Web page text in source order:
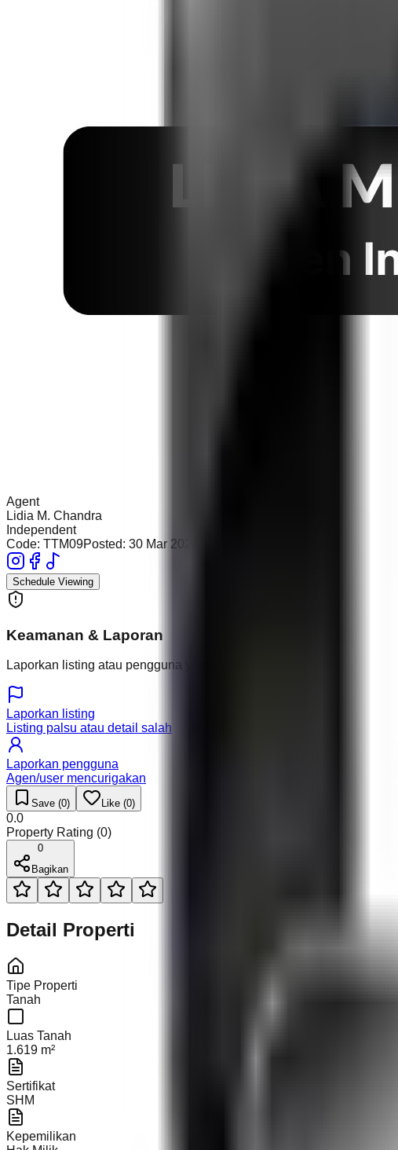
Agent
Lidia M. Chandra
Independent
Code: TTM09Posted: 30 Mar 2026
Schedule Viewing
Keamanan & Laporan
Laporkan listing atau pengguna yang mencurigakan.
Laporkan listing
Listing palsu atau detail salah
Laporkan pengguna
Agen/user mencurigakan
Save (0) Like (0)
0.0
Property Rating (0)
0
Bagikan
Detail Properti
Tipe Properti
Tanah
Luas Tanah
1.619 m²
Sertifikat
SHM
Kepemilikan